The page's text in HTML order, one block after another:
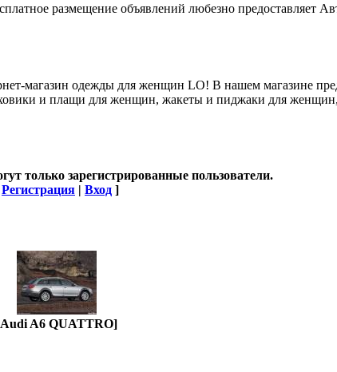
размещение объявлений любезно предоставляет
магазин одежды для женщин LO! В нашем магазине
и плащи для женщин, жакеты и пиджаки для
только зарегистрированные пользователи.
Регистрация | Вход ]
A6 QUATTRO]